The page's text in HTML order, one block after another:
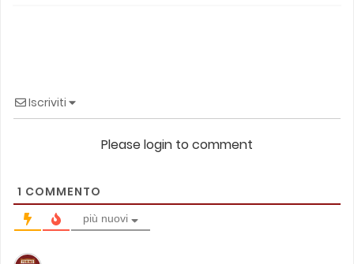
Iscriviti
Please login to comment
1 COMMENTO
più nuovi